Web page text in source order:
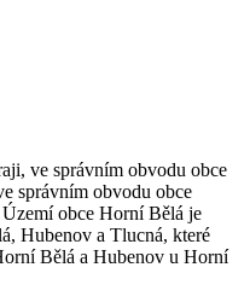
ve správním obvodu obce
správním obvodu obce
obce Horní Bělá je
Hubenov a Tlucná, které
Bělá a Hubenov u Horní